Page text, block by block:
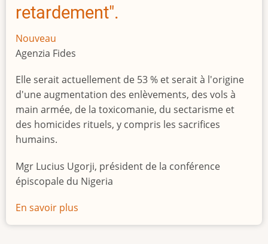
retardement".
Nouveau
Agenzia Fides
Elle serait actuellement de 53 % et serait à l'origine
d'une augmentation des enlèvements, des vols à
main armée, de la toxicomanie, du sectarisme et
des homicides rituels, y compris les sacrifices
humains.
Mgr Lucius Ugorji, président de la conférence
épiscopale du Nigeria
En savoir plus
Le